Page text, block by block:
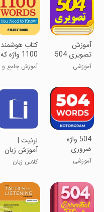
آموزش
تصویری 504
لغت
ضروری(صوتی)
آموزشی
کتاب هوشمند
1100 واژه که
باید بدانید.
آموزش جامع و
‏‏504 واژه
ضروری
آموزشی
لِرنیت |
آموزش زبان
انگلیسی
کلاس زبان